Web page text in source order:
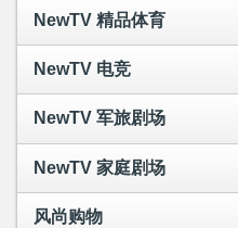
NewTV 精品体育
NewTV 电竞
NewTV 军旅剧场
NewTV 家庭剧场
风尚购物